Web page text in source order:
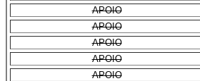
APOIO
APOIO
APOIO
APOIO
APOIO